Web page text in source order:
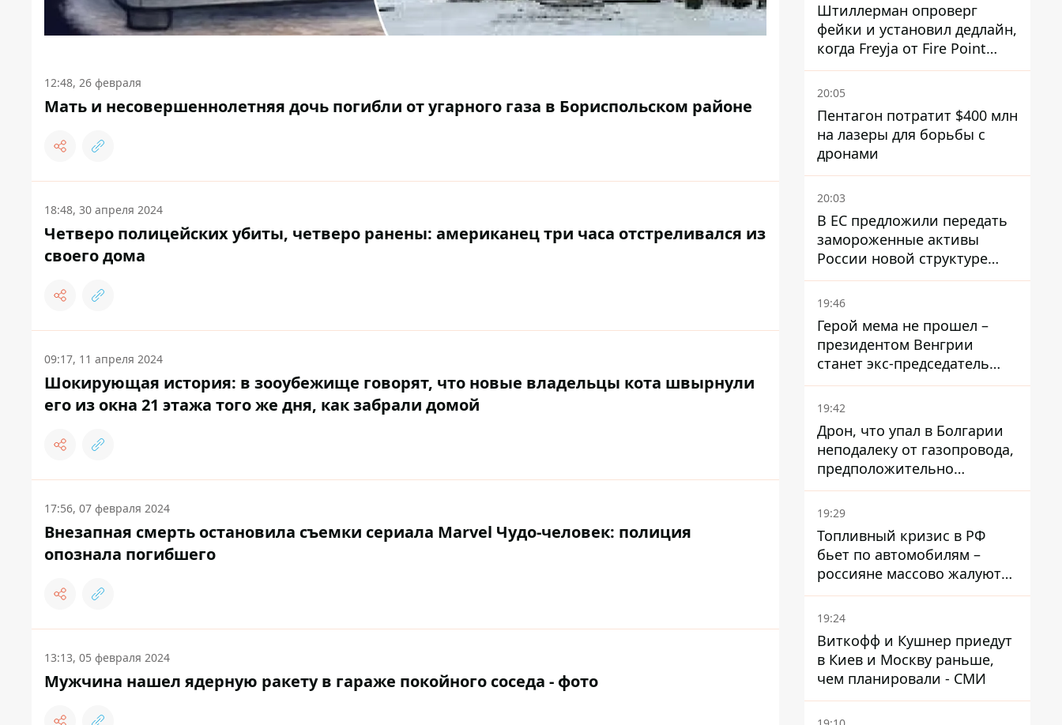
12:48, 26 февраля
Мать и несовершеннолетняя дочь погибли от угарного газа в Бориспольском районе
18:48, 30 апреля 2024
Четверо полицейских убиты, четверо ранены: американец три часа отстреливался из
своего дома
09:17, 11 апреля 2024
Шокирующая история: в зооубежище говорят, что новые владельцы кота швырнули
его из окна 21 этажа того же дня, как забрали домой
17:56, 07 февраля 2024
Внезапная смерть остановила съемки сериала Marvel Чудо-человек: полиция
опознала погибшего
13:13, 05 февраля 2024
Мужчина нашел ядерную ракету в гараже покойного соседа - фото
Штиллерман опроверг
фейки и установил дедлайн,
когда Freyja от Fire Point
полноценно заработает
против баллистики
20:05
Пентагон потратит $400 млн
на лазеры для борьбы с
дронами
20:03
В ЕС предложили передать
замороженные активы
России новой структуре
блока
19:46
Герой мема не прошел –
президентом Венгрии
станет экс-председатель
Верховного Суда, которого
критиковал Орбан.
19:42
Дрон, что упал в Болгарии
неподалеку от газопровода,
предположительно
украинский - Минобороны
страны
19:29
Топливный кризис в РФ
бьет по автомобилям –
россияне массово жалуются
на поломки из-за
некачественного бензина
19:24
Виткофф и Кушнер приедут
в Киев и Москву раньше,
чем планировали - СМИ